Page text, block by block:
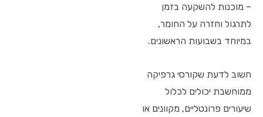
– מוכנות להשקעה בזמן
לתרגול וחזרה על החומר,
במיוחד בשבועות הראשונים.
חשוב לדעת שקורסי גרפיקה
ממוחשבת יכולים לכלול
שיעורים פרונטליים, מקוונים או